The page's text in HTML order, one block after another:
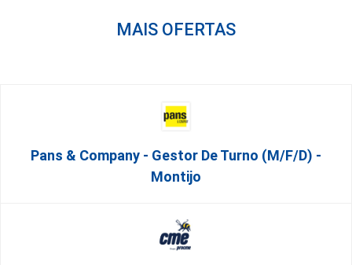
MAIS OFERTAS
Pans & Company - Gestor De Turno (m/f/d) -
Montijo